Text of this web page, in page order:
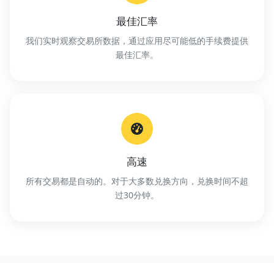
最佳汇率
我们实时观察交易所数据，通过应用尽可能低的手续费提供
最佳汇率。
高速
所有交易都是自动的。对于大多数兑换方向，兑换时间不超
过30分钟。